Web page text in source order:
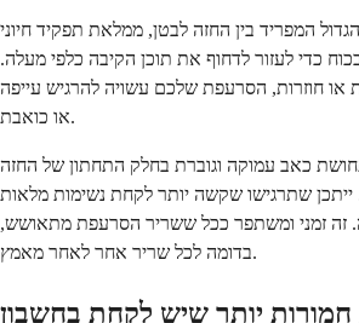
המפריד בין החזה לבטן, ממלאת תפקיד חיוני
כדי לעזור לדחוף את תוכן הקיבה כלפי מעלה.
או חוזרות, הסרעפת שלכם עשויה להרגיש עייפה
או כואבת.
תחושת כאב עמוקה וגוברת בחלק התחתון של החזה
ייתכן שתרגישו שקשה יותר לקחת נשימות מלאות
זה זמני ומשתפר ככל ששריר הסרעפת מתאושש,
בדומה לכל שריר אחר לאחר מאמץ.